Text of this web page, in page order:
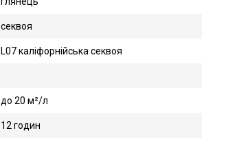
секвоя
L07 каліфорнійська секвоя
до 20 м²/л
12 годин